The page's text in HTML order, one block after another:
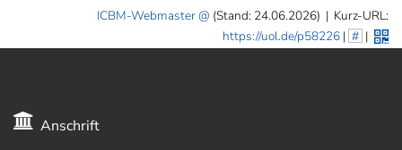
ICBM-Webmaster (Stand: 24.06.2026) | Kurz-URL:
https://uol.de/p58226| # |
Anschrift